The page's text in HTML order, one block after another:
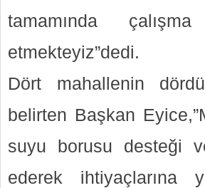
tamamında
etmekteyiz”dedi.
Dört mahallenin
belirten Başkan
suyu borusu desteği
ederek ihtiyaçlarına